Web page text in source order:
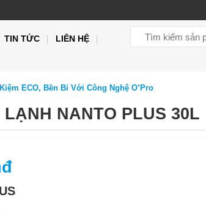
TIN TỨC LIÊN HỆ
ECO, Bền Bỉ Với Công Nghệ O’Pro
LẠNH NANTO PLUS 30L